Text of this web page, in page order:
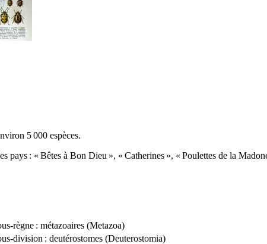
5 000 espèces.
pays : « Bêtes à Bon Dieu », « Catherines », « Poulettes de la
règne : métazoaires (Metazoa)
division : deutérostomes (Deuterostomia)